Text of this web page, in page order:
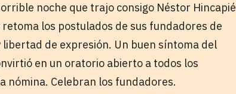
noche que trajo consigo Néstor Hincapié
los postulados de sus fundadores de
de expresión. Un buen síntoma del
en un oratorio abierto a todos los
nómina. Celebran los fundadores.